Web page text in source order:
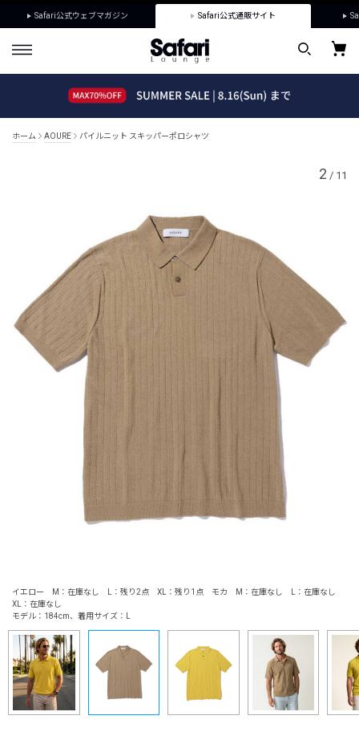
Safari公式ウェブマガジン Safari公式通販サイト
ホーム AOURE パイルニット スキッパーポロシャツ
イエロー M：在庫なし L：残り2点 XL：残り1点 モカ M：在庫なし L：在庫なし
XL：在庫なし
モデル：184cm、着用サイズ：L
2 / 11